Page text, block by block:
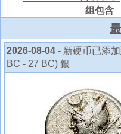
组包含
2026-08-04 - 新硬币已添
BC - 27 BC) 銀